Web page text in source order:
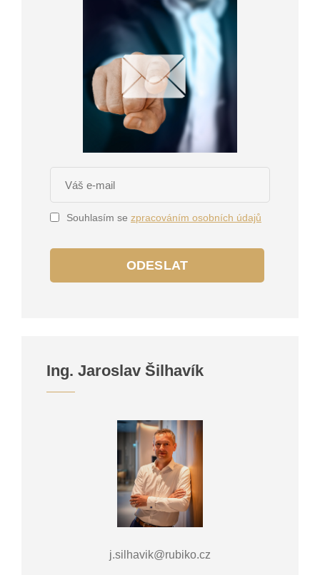
Souhlasím se zpracováním osobních údajů
ODESLAT
Ing. Jaroslav Šilhavík
j.silhavik@rubiko.cz